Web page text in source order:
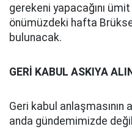
gerekeni yapacağını
önümüzdeki hafta
bulunacak.
GERİ KABUL ASKIYA
Geri kabul anlaşmasının
anda gündemimizde